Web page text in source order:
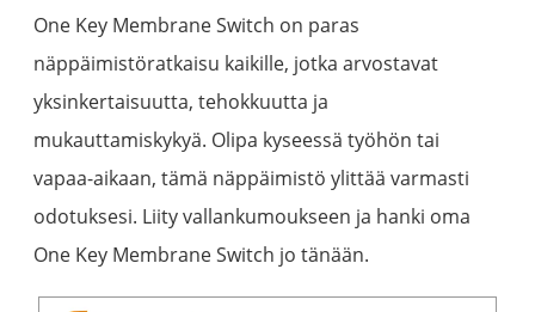
One Key Membrane Switch on paras
näppäimistöratkaisu kaikille, jotka arvostavat
yksinkertaisuutta, tehokkuutta ja
mukauttamiskykyä. Olipa kyseessä työhön tai
vapaa-aikaan, tämä näppäimistö ylittää varmasti
odotuksesi. Liity vallankumoukseen ja hanki oma
One Key Membrane Switch jo tänään.